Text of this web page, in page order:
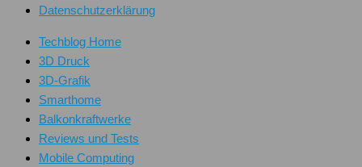
Datenschutzerklärung
Techblog Home
3D Druck
3D-Grafik
Smarthome
Balkonkraftwerke
Reviews und Tests
Mobile Computing